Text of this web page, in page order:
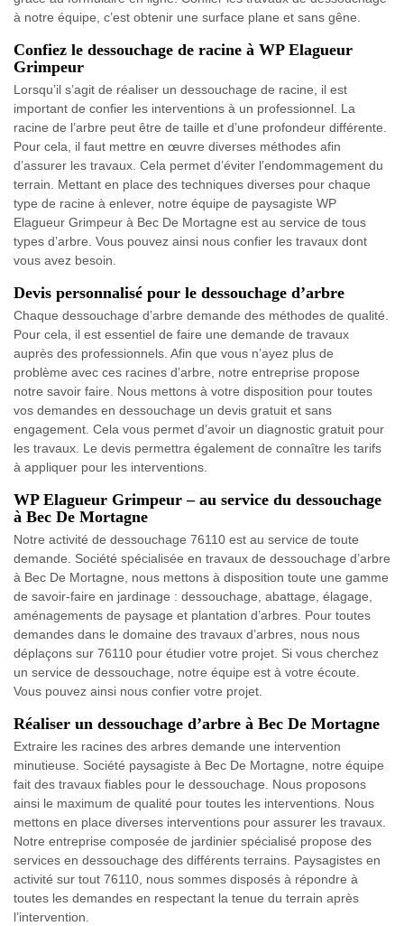
à notre équipe, c’est obtenir une surface plane et sans gêne.
Confiez le dessouchage de racine à WP Elagueur
Grimpeur
Lorsqu’il s’agit de réaliser un dessouchage de racine, il est
important de confier les interventions à un professionnel. La
racine de l’arbre peut être de taille et d’une profondeur différente.
Pour cela, il faut mettre en œuvre diverses méthodes afin
d’assurer les travaux. Cela permet d’éviter l’endommagement du
terrain. Mettant en place des techniques diverses pour chaque
type de racine à enlever, notre équipe de paysagiste WP
Elagueur Grimpeur à Bec De Mortagne est au service de tous
types d’arbre. Vous pouvez ainsi nous confier les travaux dont
vous avez besoin.
Devis personnalisé pour le dessouchage d’arbre
Chaque dessouchage d’arbre demande des méthodes de qualité.
Pour cela, il est essentiel de faire une demande de travaux
auprès des professionnels. Afin que vous n’ayez plus de
problème avec ces racines d’arbre, notre entreprise propose
notre savoir faire. Nous mettons à votre disposition pour toutes
vos demandes en dessouchage un devis gratuit et sans
engagement. Cela vous permet d’avoir un diagnostic gratuit pour
les travaux. Le devis permettra également de connaître les tarifs
à appliquer pour les interventions.
WP Elagueur Grimpeur – au service du dessouchage
à Bec De Mortagne
Notre activité de dessouchage 76110 est au service de toute
demande. Société spécialisée en travaux de dessouchage d’arbre
à Bec De Mortagne, nous mettons à disposition toute une gamme
de savoir-faire en jardinage : dessouchage, abattage, élagage,
aménagements de paysage et plantation d’arbres. Pour toutes
demandes dans le domaine des travaux d’arbres, nous nous
déplaçons sur 76110 pour étudier votre projet. Si vous cherchez
un service de dessouchage, notre équipe est à votre écoute.
Vous pouvez ainsi nous confier votre projet.
Réaliser un dessouchage d’arbre à Bec De Mortagne
Extraire les racines des arbres demande une intervention
minutieuse. Société paysagiste à Bec De Mortagne, notre équipe
fait des travaux fiables pour le dessouchage. Nous proposons
ainsi le maximum de qualité pour toutes les interventions. Nous
mettons en place diverses interventions pour assurer les travaux.
Notre entreprise composée de jardinier spécialisé propose des
services en dessouchage des différents terrains. Paysagistes en
activité sur tout 76110, nous sommes disposés à répondre à
toutes les demandes en respectant la tenue du terrain après
l’intervention.